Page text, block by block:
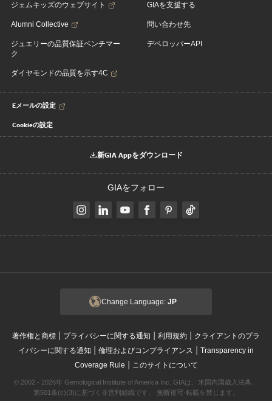
ジェムキッズのウェブサイト
Alumni Collective
ジュエリーの品質保証ベンチマー
ク
ダイヤモンドの品質を示す4C
GIAを支援する
問い合わせ先
デベロッパーAPI
Eメールの設定
Cookieの設定
新GIA Appをダウンロード
GIAをフォロー
Change Language: JP
著作権と商標 | プライバシーに関する通知 | 利用規約 | クライアントのプラ
イバシーに関する通知 | 倫理およびコンプライアンス | Transparency in
Coverage Rule | このサイトについて
© 2002 - 2026年 Gemological Institute of America Inc. GIAは、米国内国歳入法典、
第501条(c)(3)に基づく非営利組織です。 無断複写·転載を禁じます。